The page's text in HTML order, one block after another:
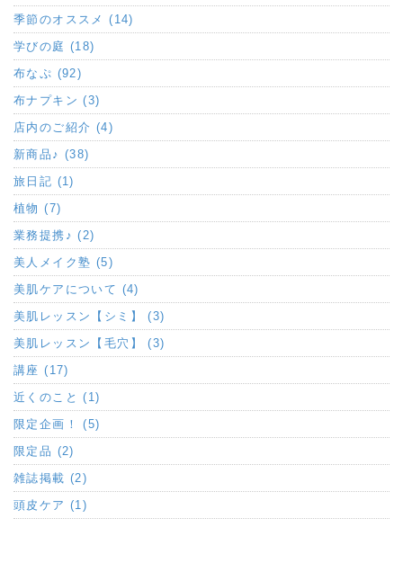
季節のオススメ (14)
学びの庭 (18)
布なぷ (92)
布ナプキン (3)
店内のご紹介 (4)
新商品♪ (38)
旅日記 (1)
植物 (7)
業務提携♪ (2)
美人メイク塾 (5)
美肌ケアについて (4)
美肌レッスン【シミ】 (3)
美肌レッスン【毛穴】 (3)
講座 (17)
近くのこと (1)
限定企画！ (5)
限定品 (2)
雑誌掲載 (2)
頭皮ケア (1)